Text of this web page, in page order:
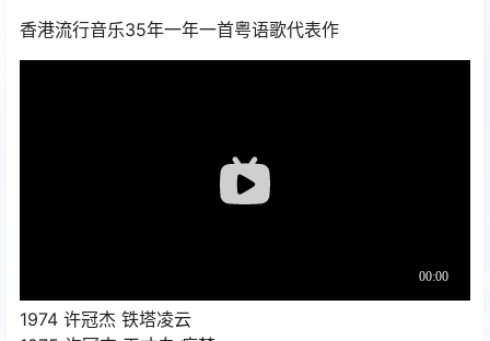
香港流行音乐35年一年一首粤语歌代表作
1974 许冠杰 铁塔凌云